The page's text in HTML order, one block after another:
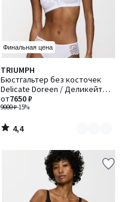
Финальная цена
TRIUMPH
Бюстгальтер без косточек
Delicate Doreen / Деликейт
Дорин
9000 ₽-15%
от7650 ₽
4,4
/ 5
Количество
цветов:
3
4,4
/